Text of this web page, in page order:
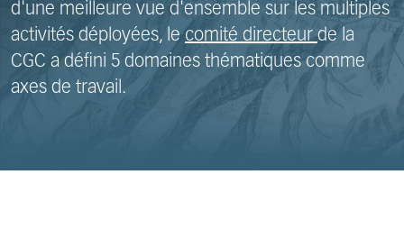
d'une meilleure vue d'ensemble sur les multiples
activités déployées, lecomité directeurde la
CGC a défini 5 domaines thématiques comme
axes de travail.